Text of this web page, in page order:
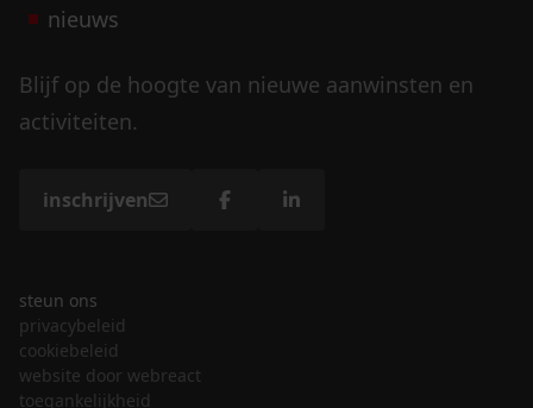
nieuws
Blijf op de hoogte van nieuwe aanwinsten en
activiteiten.
inschrijven
steun ons
privacybeleid
cookiebeleid
website door webreact
toegankelijkheid